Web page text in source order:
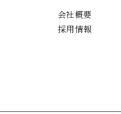
会社概要
採用情報